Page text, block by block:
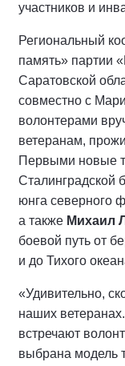
участников и
Региональный
память» партии
Саратовской
совместно с
волонтерами
ветеранам,
Первыми новые
Сталинградской
юнга северного
а также Михаил
боевой путь от
и до Тихого
«Удивительно,
наших
встречают
выбрана модель